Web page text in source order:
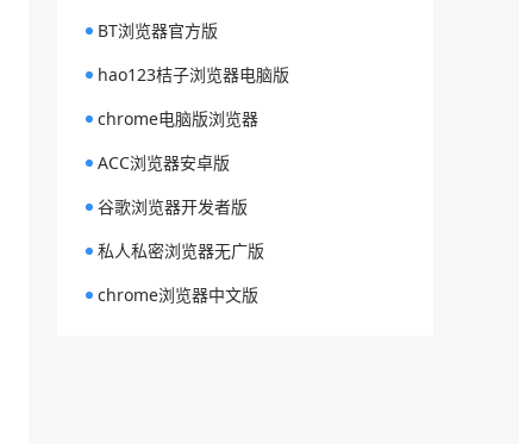
BT浏览器官方版
hao123桔子浏览器电脑版
chrome电脑版浏览器
ACC浏览器安卓版
谷歌浏览器开发者版
私人私密浏览器无广版
chrome浏览器中文版